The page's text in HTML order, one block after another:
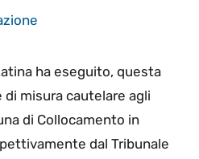
ha eseguito, questa
misura cautelare agli
di Collocamento in
dal Tribunale